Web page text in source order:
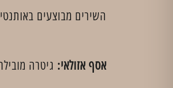
השירים מבוצעים
אסף אזולאי: גיטרה